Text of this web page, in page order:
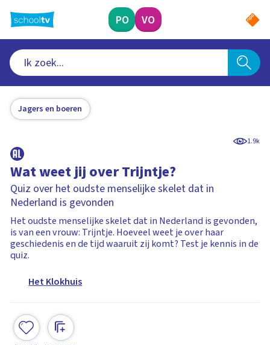
naar
hoofdinhoud
PO VO
Jagers en boeren
1.9k
Wat weet jij over Trijntje?
Quiz over het oudste menselijke skelet dat in
Nederland is gevonden
Het oudste menselijke skelet dat in Nederland is gevonden,
is van een vrouw: Trijntje. Hoeveel weet je over haar
geschiedenis en de tijd waaruit zij komt? Test je kennis in de
quiz.
Het Klokhuis